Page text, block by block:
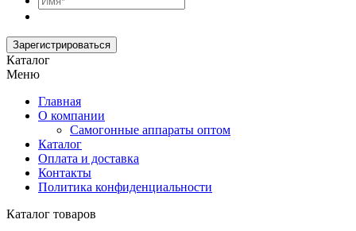
Зарегистрироваться
Каталог
Меню
Главная
О компании
Самогонные аппараты оптом
Каталог
Оплата и доставка
Контакты
Политика конфиденциальности
Каталог товаров